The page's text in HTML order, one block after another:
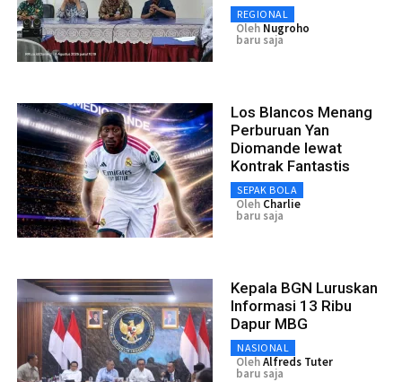
REGIONAL
Oleh Nugroho
baru saja
Los Blancos Menang
Perburuan Yan
Diomande lewat
Kontrak Fantastis
SEPAK BOLA
Oleh Charlie
baru saja
Kepala BGN Luruskan
Informasi 13 Ribu
Dapur MBG
NASIONAL
OlehAlfreds Tuter
baru saja